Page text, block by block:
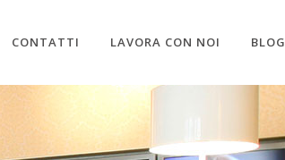
CONTATTI LAVORA CON NOI BLOG